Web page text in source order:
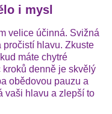
i mysl
velice účinná. Svižná
pročistí hlavu. Zkuste
máte chytré
kroků denně je skvělý
obědovou pauzu a
vaši hlavu a zlepší to